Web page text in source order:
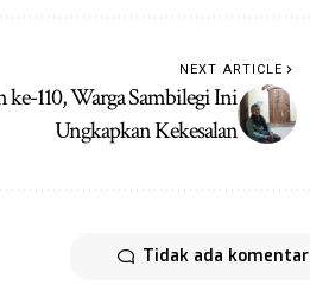
NEXT ARTICLE
ke-110, Warga Sambilegi Ini
Ungkapkan Kekesalan
Tidak ada komentar